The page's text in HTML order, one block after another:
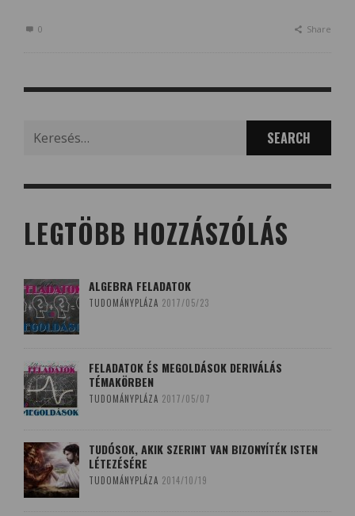
0 Share
LEGTÖBB HOZZÁSZÓLÁS
ALGEBRA FELADATOK
TUDOMÁNYPLÁZA 2017/05/23
FELADATOK ÉS MEGOLDÁSOK DERIVÁLÁS
TÉMAKÖRBEN
TUDOMÁNYPLÁZA 2017/05/07
TUDÓSOK, AKIK SZERINT VAN BIZONYÍTÉK ISTEN
LÉTEZÉSÉRE
TUDOMÁNYPLÁZA 2014/10/19